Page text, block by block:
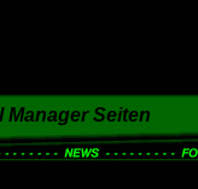
Seiten